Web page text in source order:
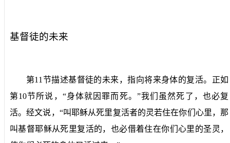
基督徒的未来
第11 节描述基督徒的未来，指向将来身体的复活。正如
第10节所说，“身体就因罪而死。”我们虽然死了，也必复
活。经文说，“叫耶稣从死里复活者的灵若住在你们心里，那
叫基督耶稣从死里复活的，也必借着住在你们心里的圣灵，